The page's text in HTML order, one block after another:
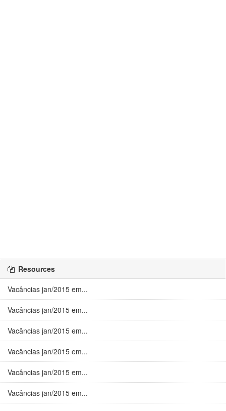
Resources
Vacâncias jan/2015 em...
Vacâncias jan/2015 em...
Vacâncias jan/2015 em...
Vacâncias jan/2015 em...
Vacâncias jan/2015 em...
Vacâncias jan/2015 em...